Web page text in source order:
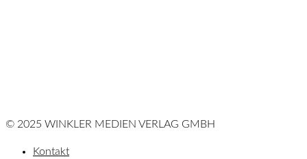
© 2025 WINKLER MEDIEN VERLAG GMBH
Kontakt